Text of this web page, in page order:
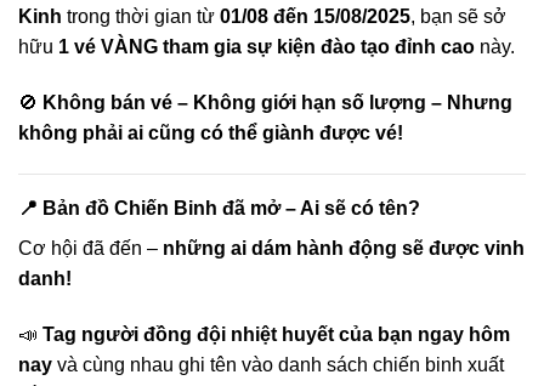
Kinh trong thời gian từ 01/08 đến 15/08/2025, bạn sẽ sở
hữu 1 vé VÀNG tham gia sự kiện đào tạo đỉnh cao này.
🚫 Không bán vé – Không giới hạn số lượng – Nhưng
không phải ai cũng có thể giành được vé!
📍 Bản đồ Chiến Binh đã mở – Ai sẽ có tên?
Cơ hội đã đến – những ai dám hành động sẽ được vinh
danh!
📣 Tag người đồng đội nhiệt huyết của bạn ngay hôm
nay và cùng nhau ghi tên vào danh sách chiến binh xuất